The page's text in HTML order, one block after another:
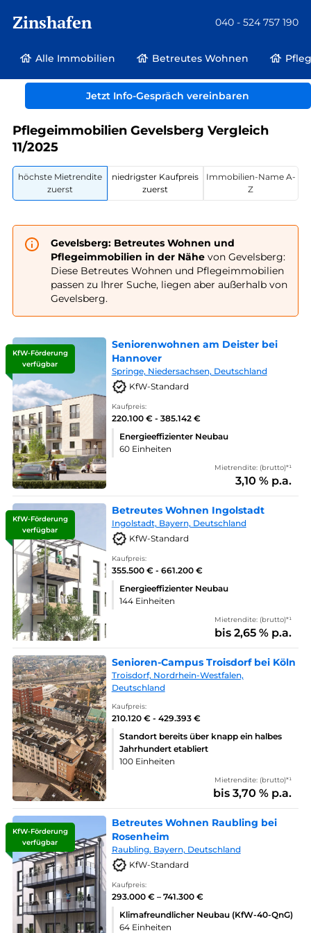
Zinshafen 040 - 524 757 190
Alle Immobilien Betreutes Wohnen
Jetzt Info-Gespräch vereinbaren
Betreutes Wohnen und Pflegeimmobilien
Deutschland
Gevelsberg
Pflegeimmobilien Gevelsberg Vergleich
11/2025
höchste Mietrendite
zuerst
niedrigster Kaufpreis
zuerst
Immobilien-Name A-
Z
Gevelsberg: Betreutes Wohnen und
Pflegeimmobilien in der Nähevon Gevelsberg:
Diese Betreutes Wohnen und Pflegeimmobilien
passen zu Ihrer Suche, liegen aber außerhalb von
Gevelsberg.
KfW-Förderung
verfügbar
Seniorenwohnen am Deister bei
Hannover
Springe, Niedersachsen, Deutschland
KfW-Standard
Kaufpreis:
220.100 € - 385.142 €
Energieeffizienter Neubau
60 Einheiten
Mietrendite: (brutto)*¹
3,10 % p.a.
KfW-Förderung
verfügbar
Betreutes Wohnen Ingolstadt
Ingolstadt, Bayern, Deutschland
KfW-Standard
Kaufpreis:
355.500 € - 661.200 €
Energieeffizienter Neubau
144 Einheiten
Mietrendite: (brutto)*¹
bis 2,65 % p.a.
Senioren-Campus Troisdorf bei Köln
Troisdorf, Nordrhein-Westfalen,
Deutschland
Kaufpreis:
210.120 € - 429.393 €
Standort bereits über knapp ein halbes
Jahrhundert etabliert
100 Einheiten
Mietrendite: (brutto)*¹
bis 3,70 % p.a.
KfW-Förderung
verfügbar
Betreutes Wohnen Raubling bei
Rosenheim
Raubling. Bayern, Deutschland
KfW-Standard
Kaufpreis:
293.000 € – 741.300 €
Klimafreundlicher Neubau (KfW-40-QnG)
64 Einheiten